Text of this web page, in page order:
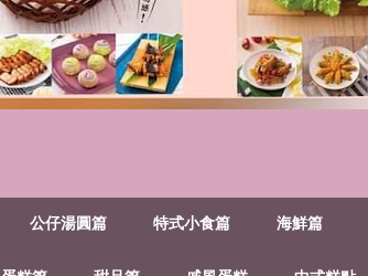
公仔湯圓篇 特式小食篇 海鮮篇